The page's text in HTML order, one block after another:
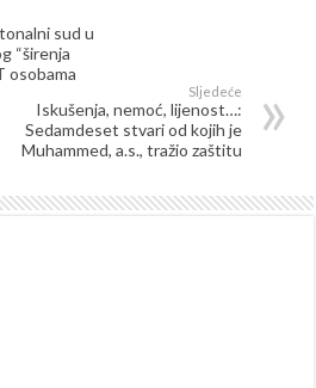
sud u
“širenja
osobama
Sljedeće
Iskušenja, nemoć, lijenost…:
Sedamdeset stvari od kojih je
Muhammed, a.s., tražio zaštitu